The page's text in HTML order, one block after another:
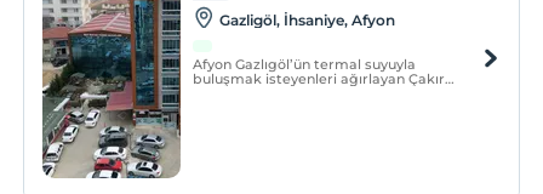
Gazligöl, İhsaniye, Afyon
Afyon Gazlıgöl’ün termal suyuyla
buluşmak isteyenleri ağırlayan Çakır